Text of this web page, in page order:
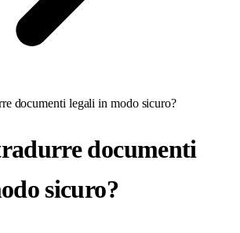
documenti legali in modo sicuro?
documenti
sicuro?